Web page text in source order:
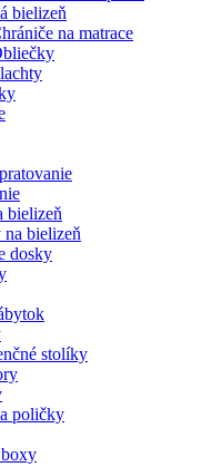
bielizeň
na matrace
bielizeň
na bielizeň
dosky
stolíky
poličky